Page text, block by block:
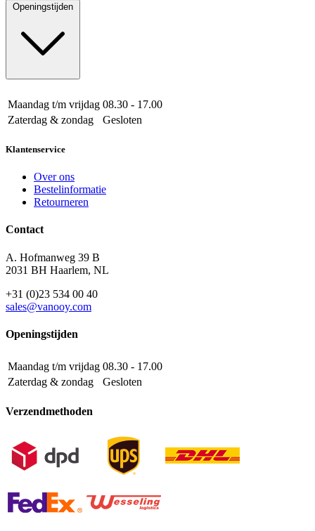
Openingstijden
Maandag t/m vrijdag 08.30 - 17.00
Zaterdag & zondag
Gesloten
Klantenservice
Over ons
Bestelinformatie
Retourneren
Contact
A. Hofmanweg 39 B
2031 BH Haarlem, NL
+31 (0)23 534 00 40
sales@vanooy.com
Openingstijden
Maandag t/m vrijdag 08.30 - 17.00
Zaterdag & zondag
Gesloten
Verzendmethoden